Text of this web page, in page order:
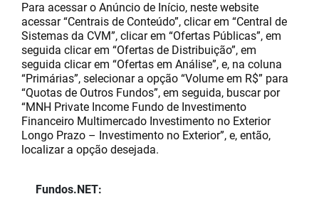
Para acessar o Anúncio de Início, neste website
acessar “Centrais de Conteúdo”, clicar em “Central de
Sistemas da CVM”, clicar em “Ofertas Públicas”, em
seguida clicar em “Ofertas de Distribuição”, em
seguida clicar em “Ofertas em Análise”, e, na coluna
“Primárias”, selecionar a opção “Volume em R$” para
“Quotas de Outros Fundos”, em seguida, buscar por
“MNH Private Income Fundo de Investimento
Financeiro Multimercado Investimento no Exterior
Longo Prazo – Investimento no Exterior”, e, então,
localizar a opção desejada.
Fundos.NET: